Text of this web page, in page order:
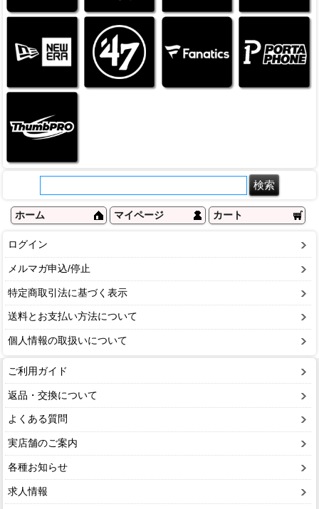
ホーム マイページ カート
ログイン
メルマガ申込/停止
特定商取引法に基づく表示
送料とお支払い方法について
個人情報の取扱いについて
ご利用ガイド
返品・交換について
よくある質問
実店舗のご案内
各種お知らせ
求人情報